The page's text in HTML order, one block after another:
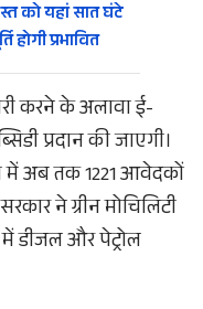
को यहां सात घंटे
होगी प्रभावित
करने के अलावा ई-
प्रदान की जाएगी।
में अब तक 1221 आवेदकों
ने ग्रीन मोचिलिटी
डीजल और पेट्रोल